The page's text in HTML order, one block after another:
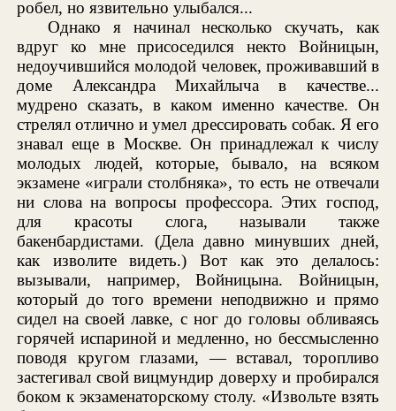
робел, но язвительно улыбался...
Однако я начинал несколько скучать, как
вдруг ко мне присоседился некто Войницын,
недоучившийся молодой человек, проживавший в
доме Александра Михайлыча в качестве...
мудрено сказать, в каком именно качестве. Он
стрелял отлично и умел дрессировать собак. Я его
знавал еще в Москве. Он принадлежал к числу
молодых людей, которые, бывало, на всяком
экзамене «играли столбняка», то есть не отвечали
ни слова на вопросы профессора. Этих господ,
для красоты слога, называли также
бакенбардистами. (Дела давно минувших дней,
как изволите видеть.) Вот как это делалось:
вызывали, например, Войницына. Войницын,
который до того времени неподвижно и прямо
сидел на своей лавке, с ног до головы обливаясь
горячей испариной и медленно, но бессмысленно
поводя кругом глазами, — вставал, торопливо
застегивал свой вицмундир доверху и пробирался
боком к экзаменаторскому столу. «Извольте взять